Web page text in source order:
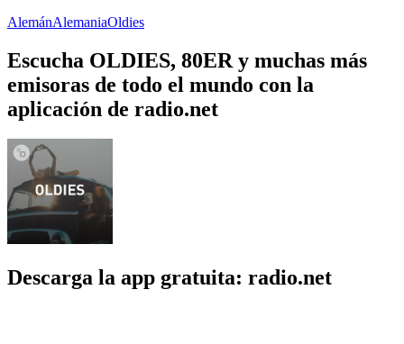
AlemánAlemaniaOldies
Escucha OLDIES, 80ER y muchas más
emisoras de todo el mundo con la
aplicación de radio.net
Descarga la app gratuita: radio.net